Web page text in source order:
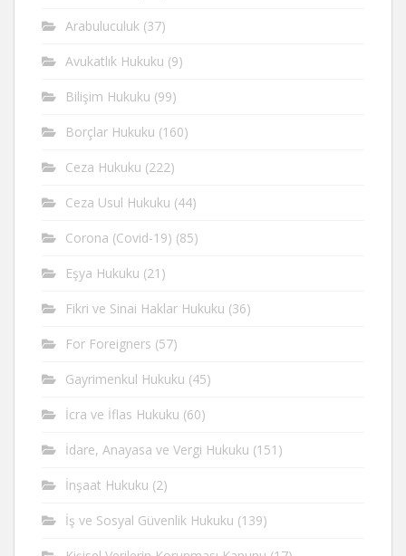
Arabuluculuk (37)
Avukatlık Hukuku (9)
Bilişim Hukuku (99)
Borçlar Hukuku (160)
Ceza Hukuku (222)
Ceza Usul Hukuku (44)
Corona (Covid-19) (85)
Eşya Hukuku (21)
Fikri ve Sinai Haklar Hukuku (36)
For Foreigners (57)
Gayrimenkul Hukuku (45)
İcra ve İflas Hukuku (60)
İdare, Anayasa ve Vergi Hukuku (151)
İnşaat Hukuku (2)
İş ve Sosyal Güvenlik Hukuku (139)